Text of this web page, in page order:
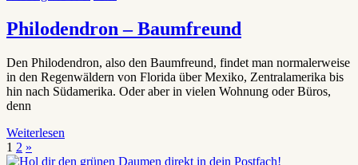
Philodendron – Baumfreund
Den Philodendron, also den Baumfreund, findet man normalerweise
in den Regenwäldern von Florida über Mexiko, Zentralamerika bis
hin nach Südamerika. Oder aber in vielen Wohnung oder Büros,
denn
Weiterlesen
Seitennummerierung
1 2 Nächste
Beiträge
»